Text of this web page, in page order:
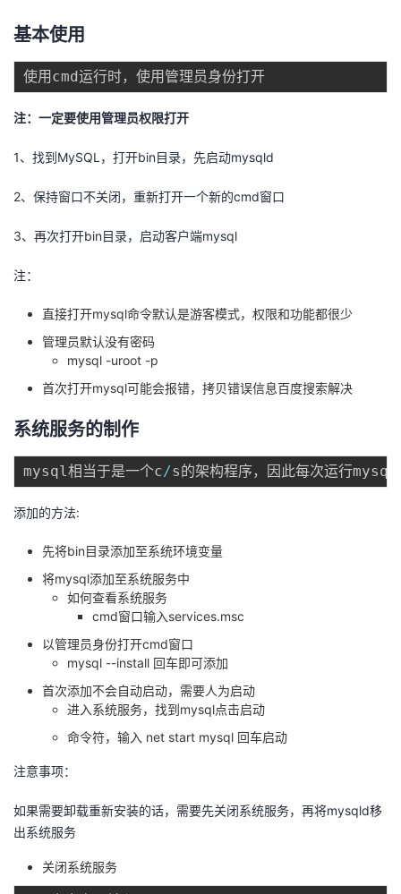
基本使用
注：一定要使用管理员权限打开
1、找到MySQL，打开bin目录，先启动mysqld
2、保持窗口不关闭，重新打开一个新的cmd窗口
3、再次打开bin目录，启动客户端mysql
注：
直接打开mysql命令默认是游客模式，权限和功能都很少
管理员默认没有密码
mysql -uroot -p
首次打开mysql可能会报错，拷贝错误信息百度搜索解决
系统服务的制作
mysql相当于是一个c/
添加的方法:
先将bin目录添加至系统环境变量
将mysql添加至系统服务中
如何查看系统服务
cmd窗口输入services.msc
以管理员身份打开cmd窗口
mysql --install 回车即可添加
首次添加不会自动启动，需要人为启动
进入系统服务，找到mysql点击启动
命令符，输入 net start mysql 回车启动
注意事项：
如果需要卸载重新安装的话，需要先关闭系统服务，再将mysqld移
出系统服务
关闭系统服务